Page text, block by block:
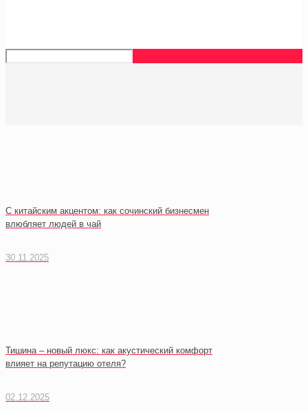
С китайским акцентом: как сочинский бизнесмен
влюбляет людей в чай
30.11.2025
Тишина – новый люкс: как акустический комфорт
влияет на репутацию отеля?
02.12.2025